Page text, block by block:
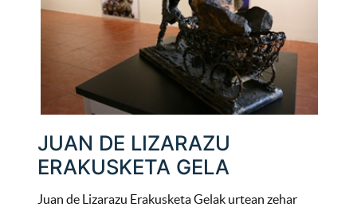
JUAN DE LIZARAZU
ERAKUSKETA GELA
Juan de Lizarazu Erakusketa Gelak urtean zehar